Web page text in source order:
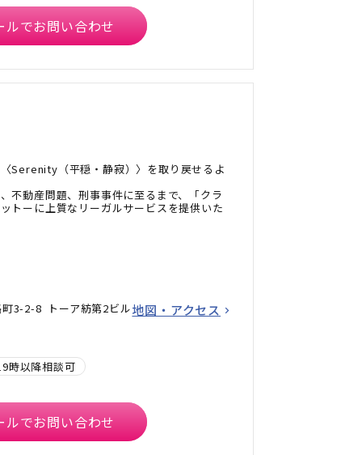
ルでお問い合わせ
Serenity（平穏・静寂）〉を取り戻せるよ
不動産問題、刑事事件に至るまで、「クラ
トーに上質なリーガルサービスを提供いた
3-2-8 トーア紡第2ビル地図・アクセス
時以降相談可
ルでお問い合わせ